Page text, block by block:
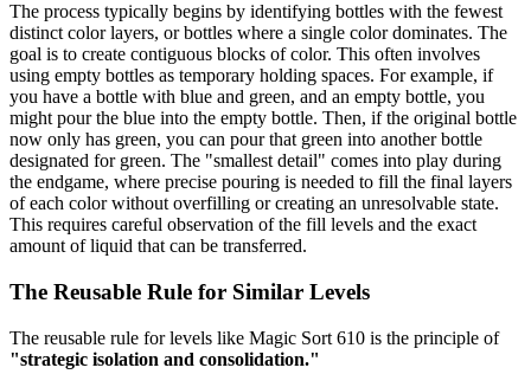
The process typically begins by identifying bottles with the fewest
distinct color layers, or bottles where a single color dominates. The
goal is to create contiguous blocks of color. This often involves
using empty bottles as temporary holding spaces. For example, if
you have a bottle with blue and green, and an empty bottle, you
might pour the blue into the empty bottle. Then, if the original bottle
now only has green, you can pour that green into another bottle
designated for green. The "smallest detail" comes into play during
the endgame, where precise pouring is needed to fill the final layers
of each color without overfilling or creating an unresolvable state.
This requires careful observation of the fill levels and the exact
amount of liquid that can be transferred.
The Reusable Rule for Similar Levels
The reusable rule for levels like Magic Sort 610 is the principle of
"strategic isolation and consolidation."